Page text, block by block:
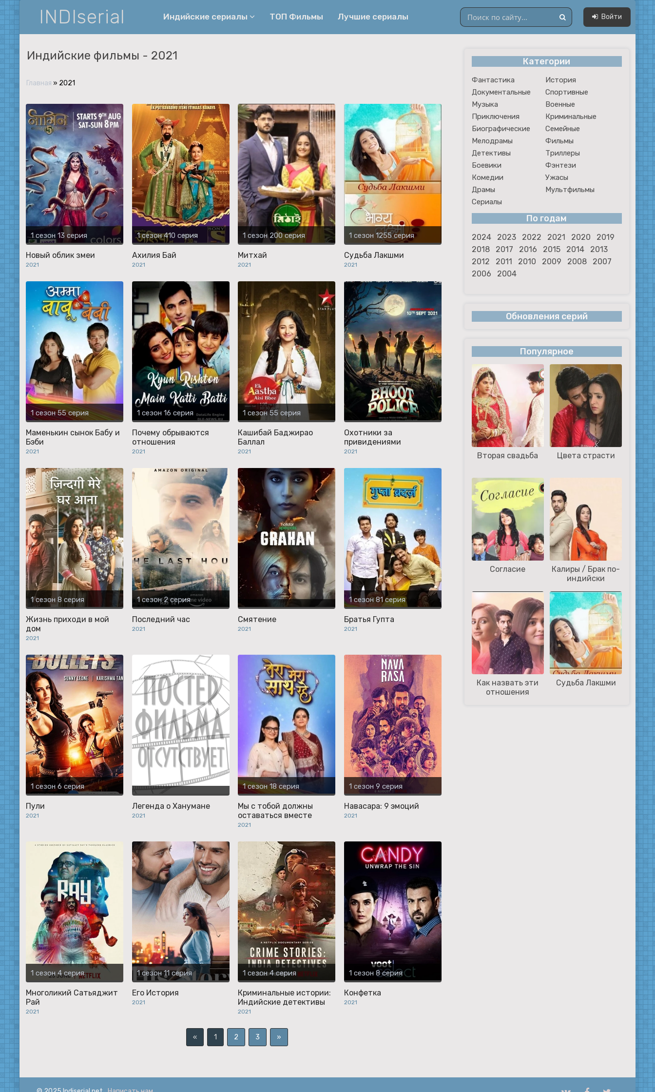
INDIserial Индийские сериалы
Спортивные
Музыка
Военные
Семейные
Мелодрамы
Фильмы
Фэнтези
Комедии
Ужасы
Мультфильмы
Сериалы
ТОП Фильмы Лучшие сериалы Войти
Индийские фильмы - 2021
Главная » 2021
1 сезон 13 серия
Новый облик змеи
2021
1 сезон 410 серия
Ахилия Бай
2021
1 сезон 200 серия
Митхай
2021
1 сезон 1255 серия
Судьба Лакшми
2021
1 сезон 55 серия
Маменькин сынок Бабу и
Бэби
2021
1 сезон 16 серия
Почему обрываются
отношения
2021
1 сезон 55 серия
Кашибай Баджирао
Баллал
2021
Охотники за
привидениями
2021
1 сезон 8 серия
Жизнь приходи в мой
дом
2021
1 сезон 2 серия
Последний час
2021
Смятение
2021
1 сезон 81 серия
Братья Гупта
2021
1 сезон 6 серия
Пули
2021
Легенда о Ханумане
2021
1 сезон 18 серия
Мы с тобой должны
оставаться вместе
2021
1 сезон 9 серия
Навасара: 9 эмоций
2021
1 сезон 4 серия
Многоликий Сатьяджит
Рай
2021
1 сезон 11 серия
Его История
2021
1 сезон 4 серия
Криминальные истории:
Индийские детективы
2021
1 сезон 8 серия
Конфетка
2021
« 1 2 3 »
Категории
Фантастика
История
Документальные
Спортивные
Музыка
Военные
Приключения
Криминальные
Биографические
Семейные
Мелодрамы
Фильмы
Детективы
Триллеры
Боевики
Фэнтези
Комедии
Ужасы
Драмы
Мультфильмы
Сериалы
По годам
2024 2023 2022 2021 2020
2019
2018
2017 2016 2015 2014
2013
2012
2011 2010 2009 2008
2007
2006
2004
Обновления серий
Популярное
Вторая свадьба Цвета страсти
Согласие
Калиры / Брак по-
индийски
Как назвать эти
отношения
Судьба Лакшми